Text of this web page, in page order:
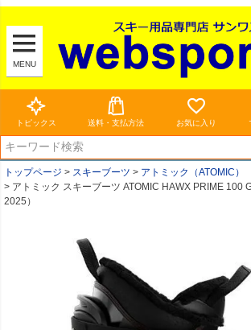
MENU
トピックス 送料・支払方法 お気に入り
トップページ スキーブーツ
アトミック（ATOMIC）
アトミック スキーブーツ ATOMIC HAWX PRIME 100
2025）